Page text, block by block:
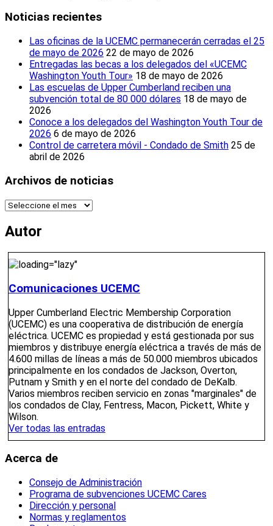
Noticias recientes
Las oficinas de la UCEMC permanecerán cerradas el 25
de mayo de 2026 22 de mayo de 2026
Entregadas las becas a los delegados del «UCEMC
Washington Youth Tour» 18 de mayo de 2026
Las escuelas de Upper Cumberland reciben una
subvención total de 80 000 dólares 18 de mayo de
2026
Conoce a los delegados del Washington Youth Tour de
2026 6 de mayo de 2026
Control de carretera móvil - Condado de Smith 25 de
abril de 2026
Archivos de noticias
Archivos
noticias
Autor
Comunicaciones UCEMC
Upper Cumberland Electric Membership Corporation
(UCEMC) es una cooperativa de distribución de energía
eléctrica. UCEMC es propiedad y está gestionada por sus
miembros y distribuye energía eléctrica a través de más de
4.600 millas de líneas a más de 50.000 miembros ubicados
principalmente en los condados de Jackson, Overton,
Putnam y Smith y en el norte del condado de DeKalb.
Varios miembros reciben servicio en zonas "marginales" de
los condados de Clay, Fentress, Macon, Pickett, White y
Wilson.
Ver todas las entradas
Acerca de
Consejo de Administración
Programa de subvenciones UCEMC Cares
Dirección y personal
Normas y reglamentos